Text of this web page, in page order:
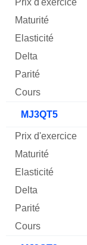
MJ3QT5